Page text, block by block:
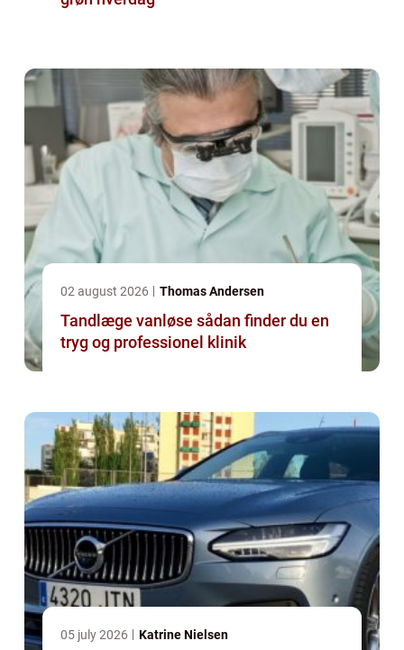
02 august 2026 Thomas Andersen
Tandlæge vanløse sådan finder du en
tryg og professionel klinik
05 july 2026 Katrine Nielsen